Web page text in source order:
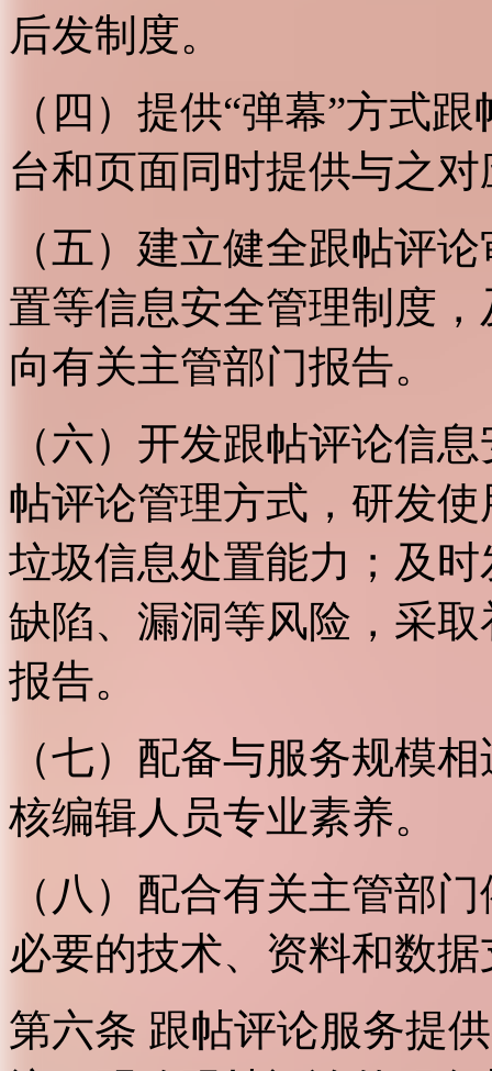
后发制度。
（四）提供“弹幕”方式
台和页面同时提供与之
（五）建立健全跟帖评
置等信息安全管理制度
向有关主管部门报告。
（六）开发跟帖评论信
帖评论管理方式，研发
垃圾信息处置能力；及
缺陷、漏洞等风险，采
报告。
（七）配备与服务规模
核编辑人员专业素养。
（八）配合有关主管部
必要的技术、资料和数
第六条 跟帖评论服务提